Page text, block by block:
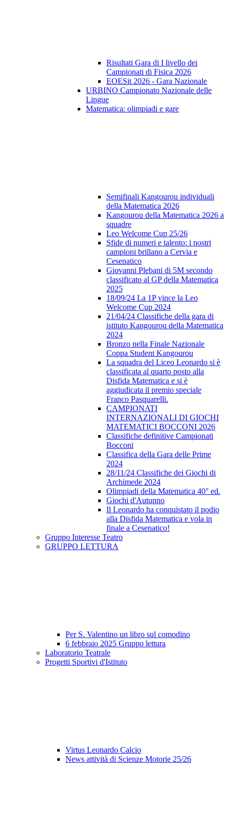
Risultati Gara di I livello dei
Campionati di Fisica 2026
EOESit 2026 - Gara Nazionale
URBINO Campionato Nazionale delle
Lingue
Matematica: olimpiadi e gare
Semifinali Kangourou individuali
della Matematica 2026
Kangourou della Matematica 2026 a
squadre
Leo Welcome Cup 25/26
Sfide di numeri e talento: i nostri
campioni brillano a Cervia e
Cesenatico
Giovanni Plebani di 5M secondo
classificato al GP della Matematica
2025
18/09/24 La 1P vince la Leo
Welcome Cup 2024
21/04/24 Classifiche della gara di
istituto Kangourou della Matematica
2024
Bronzo nella Finale Nazionale
Coppa Student Kangourou
La squadra del Liceo Leonardo si è
classificata al quarto posto alla
Disfida Matematica e si è
aggiudicata il premio speciale
Franco Pasquarelli.
CAMPIONATI
INTERNAZIONALI DI GIOCHI
MATEMATICI BOCCONI 2026
Classifiche definitive Campionati
Bocconi
Classifica della Gara delle Prime
2024
28/11/24 Classifiche dei Giochi di
Archimede 2024
Olimpiadi della Matematica 40° ed.
Giochi d'Autunno
Il Leonardo ha conquistato il podio
alla Disfida Matematica e vola in
finale a Cesenatico!
Gruppo Interesse Teatro
GRUPPO LETTURA
Per S. Valentino un libro sul comodino
6 febbraio 2025 Gruppo lettura
Laboratorio Teatrale
Progetti Sportivi d'Istituto
Virtus Leonardo Calcio
News attività di Scienze Motorie 25/26